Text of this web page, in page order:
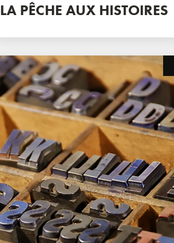
LA PÊCHE AUX HISTOIRES